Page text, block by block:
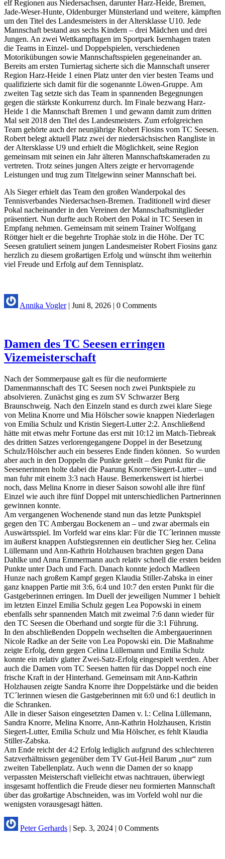
elf Regionen aus Niedersachsen, darunter Harz-Heide, Bremen,
Jade-Weser-Hunte, Oldenburger Münsterland und weitere, kämpften
um den Titel des Landesmeisters in der Altersklasse U10. Jede
Mannschaft bestand aus sechs Kindern – drei Mädchen und drei
Jungen. An zwei Wettkampftagen im Sportpark Isernhagen traten
die Teams in Einzel- und Doppelspielen, verschiedenen
Motorikübungen sowie Mannschaftsspielen gegeneinander an.
Bereits am ersten Turniertag sicherte sich die Mannschaft unserer
Region Harz-Heide 1 einen Platz unter den vier besten Teams und
qualifizierte sich damit für die sogenannte Löwen-Gruppe. Am
zweiten Tag setzte sich das Team in spannenden Begegnungen
gegen die stärkste Konkurrenz durch. Im Finale bezwang Harz-
Heide 1 die Mannschaft Bremen 1 und gewann damit zum dritten
Mal seit 2018 den Titel des Landesmeisters. Zum erfolgreichen
Team gehörte auch der neunjährige Robert Fiosins vom TC Seesen.
Robert belegt aktuell Platz zwei der niedersächsischen Rangliste in
der Altersklasse U9 und erhielt die Möglichkeit, seine Region
gemeinsam mit seinen ein Jahr älteren Mannschaftskameraden zu
vertreten. Trotz seines jungen Alters zeigte er hervorragende
Leistungen und trug zum Titelgewinn seiner Mannschaft bei.
Als Sieger erhielt das Team den großen Wanderpokal des
Tennisverbandes Niedersachsen-Bremen. Traditionell wird dieser
Pokal nacheinander in den Vereinen der Mannschaftsmitglieder
präsentiert. Nun durfte auch Robert den Pokal in TC Seesen in
Empfang nehmen. Gemeinsam mit seinem Trainer Wolfgang
Röttger hielt er die begehrte Trophäe stolz in die Höhe. Der TC
Seesen gratuliert seinem jungen Landesmeister Robert Fiosins ganz
herzlich zu diesem großartigen Erfolg und wünscht ihm weiterhin
viel Freude und Erfolg auf dem Tennisplatz.
Annika Vogler| Juni 8, 2026 | 0 Comments
Damen des TC Seesen erringen
Vizemeisterschaft
Nach der Sommerpause galt es für die neuformierte
Damenmannschaft des TC Seesen noch zwei Punktspiele zu
absolvieren. Zunächst ging es zum SV Schwarzer Berg
Braunschweig. Nach den Einzeln stand es durch zwei klare Siege
von Melina Knorre und Mia Hölscher sowie knappen Niederlagen
von Emilia Schulz und Kristin Siegert-Lutter 2:2. Anschließend
hätte mit etwas mehr Fortune das erst mit 10:12 im Match-Tiebreak
des dritten Satzes verlorengegangene Doppel in der Besetzung
Schulz/Hölscher auch ein besseres Ende finden können. So wurden
aber auch in den Doppeln die Punkte geteilt – den Punkt für die
Seesenerinnen holte dabei die Paarung Knorre/Siegert-Lutter – und
man fuhr mit einem 3:3 nach Hause. Bemerkenswert ist hierbei
noch, dass Melina Knorre in dieser Saison sowohl alle ihre fünf
Einzel wie auch ihre fünf Doppel mit unterschiedlichen Partnerinnen
gewinnen konnte.
Am vergangenen Wochenende stand nun das letzte Punktspiel
gegen den TC Ambergau Bockenem an – und zwar abermals ein
Auswärtsspiel. Im Vorfeld war eins klar: Für die TC´lerinnen musste
im äußerst knappen Aufstiegsrennen ein deutlicher Sieg her. Celina
Lüllemann und Ann-Kathrin Holzhausen brachten gegen Dana
Dahlke und Anna Emmermann auch relativ schnell die ersten beiden
Punkte unter Dach und Fach. Danach konnte jedoch Madleen
Hunze nach großem Kampf gegen Klaudia Stiller-Zabska in einer
ganz knappen Partie mit 3:6, 6:4 und 10:7 den ersten Punkt für die
Gastgeberinnen erringen. Im Duell der jeweiligen Nummer 1 behielt
im letzten Einzel Emilia Schulz gegen Lea Popowski in einem
ebenfalls sehr spannenden Match mit zweimal 7:6 dann wieder für
den TC Seesen die Oberhand und sorgte für die 3:1 Führung.
In den abschließenden Doppeln wechselten die Ambergauerinnen
Nicole Radke an der Seite von Lea Popowski ein. Die Maßnahme
zeigte Erfolg, denn gegen Celina Lüllemann und Emilia Schulz
konnte ein relativ glatter Zwei-Satz-Erfolg eingespielt werden. Aber
auch die Damen vom TC Seesen hatten für das Doppel noch eine
frische Kraft in der Hinterhand. Gemeinsam mit Ann-Kathrin
Holzhausen zeigte Sandra Knorre ihre Doppelstärke und die beiden
TC´lerinnen wiesen die Gastgeberinnen mit 6:0 und 6:1 deutlich in
die Schranken.
Alle in dieser Saison eingesetzten Damen v. l.: Celina Lüllemann,
Sandra Knorre, Melina Knorre, Ann-Kathrin Holzhausen, Kristin
Siegert-Lutter, Emilia Schulz und Mia Hölscher, es fehlt Klaudia
Stiller-Zabska.
Am Ende reicht der 4:2 Erfolg lediglich aufgrund des schlechteren
Satzverhältnissen gegenüber dem TV Gut-Heil Barum „nur“ zum
zweiten Tabellenplatz. Auch wenn die Damen der so knapp
verpassten Meisterschaft vielleicht etwas nachtrauen, überwiegt
insgesamt hoffentlich die Freude dieser neu formierten Mannschaft
über das großartige Abschneiden, was im Vorfeld wohl nur die
wenigsten vorausgesagt hätten.
Peter Gerhards | Sep. 3, 2024 | 0 Comments